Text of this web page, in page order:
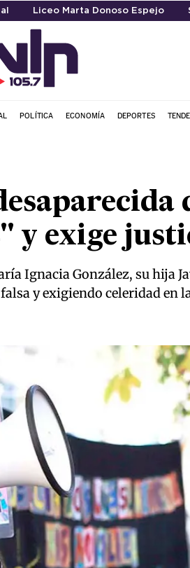
Liceo Marta Donoso Espejo
POLÍTICA ECONOMÍA DEPORTES
y exige
Ignacia González, su hija
y exigiendo celeridad en